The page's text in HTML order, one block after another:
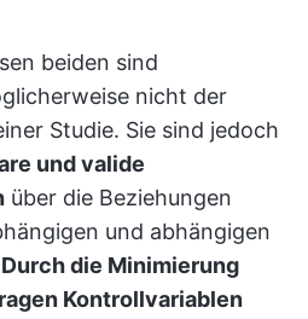
beiden sind
nicht der
Studie. Sie sind jedoch
und valide
über die Beziehungen
und abhängigen
Durch die Minimierung
Kontrollvariablen